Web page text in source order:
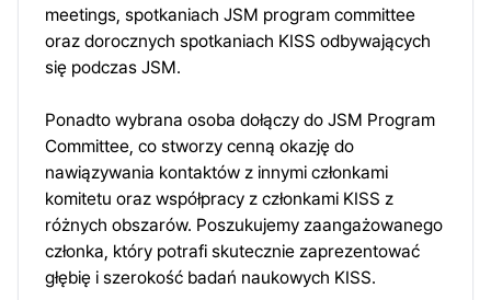
meetings, spotkaniach JSM program committee
oraz dorocznych spotkaniach KISS odbywających
się podczas JSM.
Ponadto wybrana osoba dołączy do JSM Program
Committee, co stworzy cenną okazję do
nawiązywania kontaktów z innymi członkami
komitetu oraz współpracy z członkami KISS z
różnych obszarów. Poszukujemy zaangażowanego
członka, który potrafi skutecznie zaprezentować
głębię i szerokość badań naukowych KISS.